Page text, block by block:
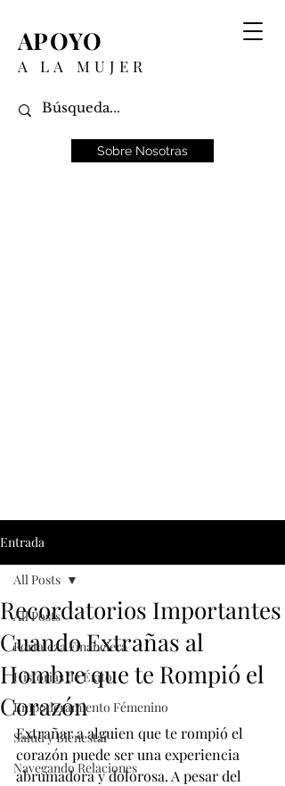
APOYO
A LA MUJER
Sobre Nosotras
Entrada
All Posts
Fortaleza Financiera
Historias de Éxito
Empoderamiento Fémenino
Salud y Bienestar
Navegando Relaciones
All Posts
Recordatorios Importantes
Cuando Extrañas al
Hombre que te Rompió el
Corazón
Extrañar a alguien que te rompió el
corazón puede ser una experiencia
abrumadora y dolorosa. A pesar del